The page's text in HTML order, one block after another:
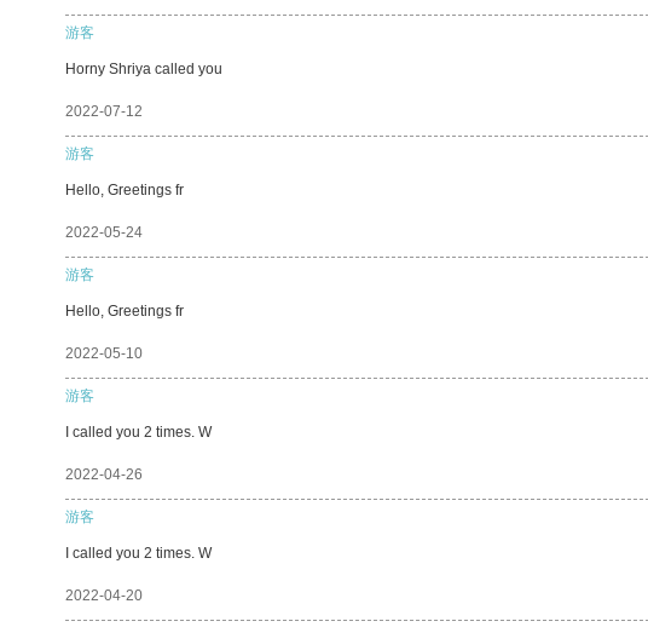
游客
Horny Shriya called you
2022-07-12
游客
Hello, Greetings fr
2022-05-24
游客
Hello, Greetings fr
2022-05-10
游客
I called you 2 times. W
2022-04-26
游客
I called you 2 times. W
2022-04-20